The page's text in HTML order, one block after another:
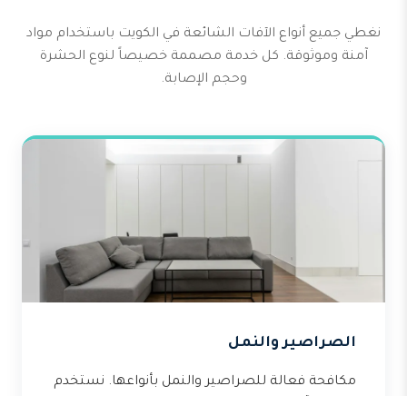
نغطي جميع أنواع الآفات الشائعة في الكويت باستخدام مواد
آمنة وموثوقة. كل خدمة مصممة خصيصاً لنوع الحشرة
وحجم الإصابة.
الصراصير والنمل
مكافحة فعالة للصراصير والنمل بأنواعها. نستخدم